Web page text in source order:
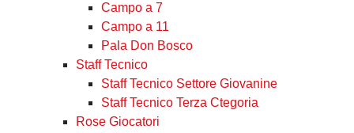
Campo a 7
Campo a 11
Pala Don Bosco
Staff Tecnico
Staff Tecnico Settore Giovanine
Staff Tecnico Terza Ctegoria
Rose Giocatori